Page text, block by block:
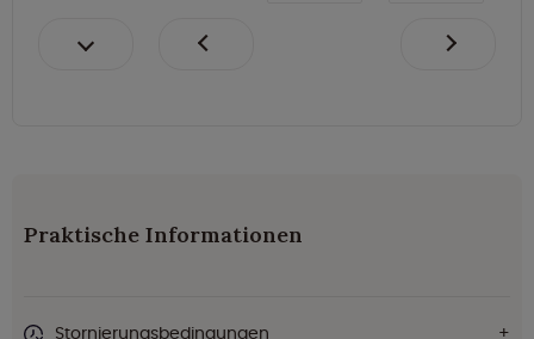
Praktische Informationen
Stornierungsbedingungen